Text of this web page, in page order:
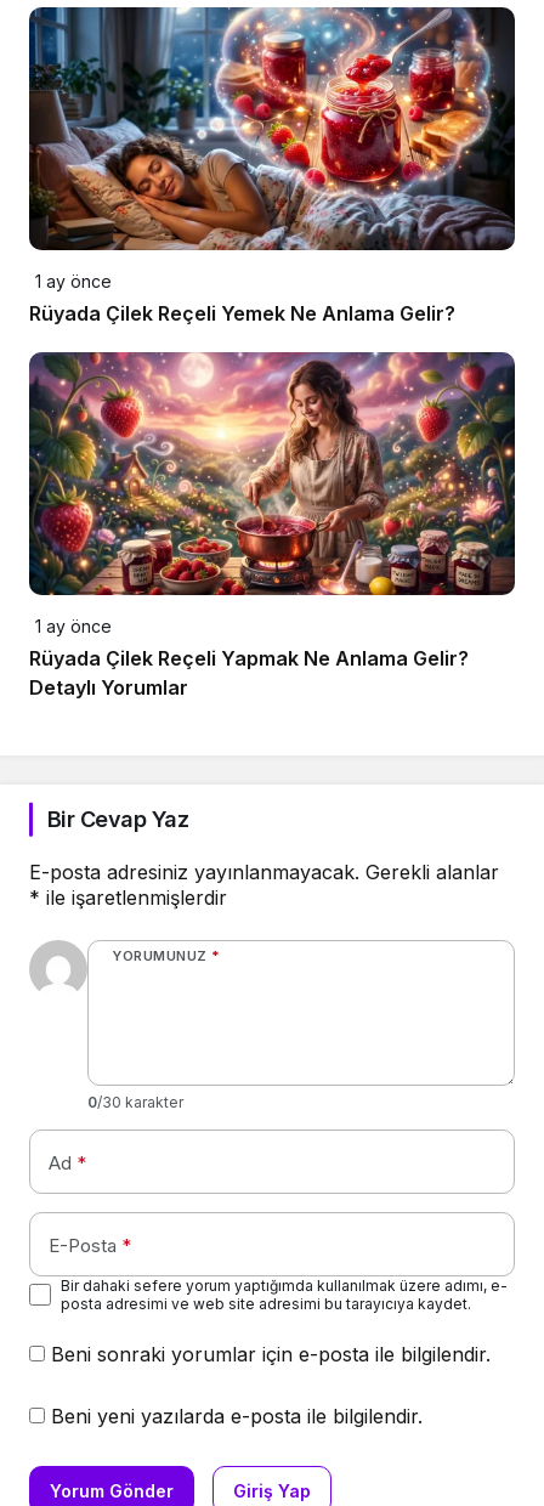
1 ay önce
Rüyada Çilek Reçeli Yemek Ne Anlama Gelir?
1 ay önce
Rüyada Çilek Reçeli Yapmak Ne Anlama Gelir?
Detaylı Yorumlar
Bir Cevap Yaz
E-posta adresiniz yayınlanmayacak. Gerekli alanlar
* ile işaretlenmişlerdir
YORUMUNUZ *
0/30 karakter
Ad *
E-Posta *
Bir dahaki sefere yorum yaptığımda kullanılmak üzere adımı, e-
posta adresimi ve web site adresimi bu tarayıcıya kaydet.
Beni sonraki yorumlar için e-posta ile bilgilendir.
Beni yeni yazılarda e-posta ile bilgilendir.
Yorum Gönder Giriş Yap